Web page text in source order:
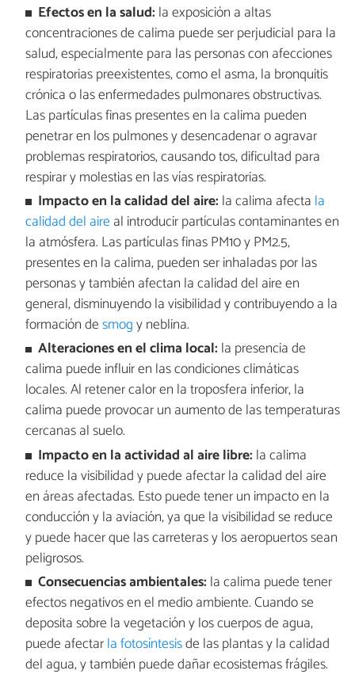
Efectos en la salud: la exposición a altas
concentraciones de calima puede ser perjudicial para la
salud, especialmente para las personas con afecciones
respiratorias preexistentes, como el asma, la bronquitis
crónica o las enfermedades pulmonares obstructivas.
Las partículas finas presentes en la calima pueden
penetrar en los pulmones y desencadenar o agravar
problemas respiratorios, causando tos, dificultad para
respirar y molestias en las vías respiratorias.
Impacto en la calidad del aire: la calima afecta la
calidad del aire al introducir partículas contaminantes en
la atmósfera. Las partículas finas PM10 y PM2.5,
presentes en la calima, pueden ser inhaladas por las
personas y también afectan la calidad del aire en
general, disminuyendo la visibilidad y contribuyendo a la
formación desmogy neblina.
Alteraciones en el clima local: la presencia de
calima puede influir en las condiciones climáticas
locales. Al retener calor en la troposfera inferior, la
calima puede provocar un aumento de las temperaturas
cercanas al suelo.
Impacto en la actividad al aire libre: la calima
reduce la visibilidad y puede afectar la calidad del aire
en áreas afectadas. Esto puede tener un impacto en la
conducción y la aviación, ya que la visibilidad se reduce
y puede hacer que las carreteras y los aeropuertos sean
peligrosos.
Consecuencias ambientales: la calima puede tener
efectos negativos en el medio ambiente. Cuando se
deposita sobre la vegetación y los cuerpos de agua,
puede afectarla fotosíntesisde las plantas y la calidad
del agua, y también puede dañar ecosistemas frágiles.